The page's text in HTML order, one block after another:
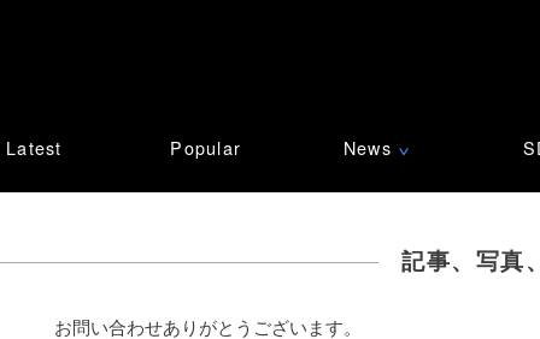
Latest Popular News ∨
記事、写真
お問い合わせありがとうございます。